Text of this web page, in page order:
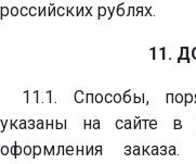
российских рублях.
11.
11.1. Способы,
указаны на сайте в
оформления